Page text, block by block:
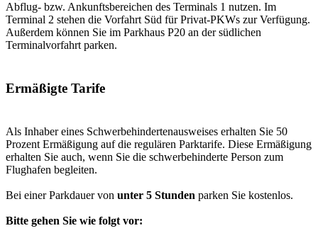
Abflug- bzw. Ankunftsbereichen des Terminals 1 nutzen. Im
Terminal 2 stehen die Vorfahrt Süd für Privat-PKWs zur Verfügung.
Außerdem können Sie im Parkhaus P20 an der südlichen
Terminalvorfahrt parken.
Ermäßigte Tarife
Als Inhaber eines Schwerbehindertenausweises erhalten Sie 50
Prozent Ermäßigung auf die regulären Parktarife. Diese Ermäßigung
erhalten Sie auch, wenn Sie die schwerbehinderte Person zum
Flughafen begleiten.
Bei einer Parkdauer von unter 5 Stunden parken Sie kostenlos.
Bitte gehen Sie wie folgt vor: